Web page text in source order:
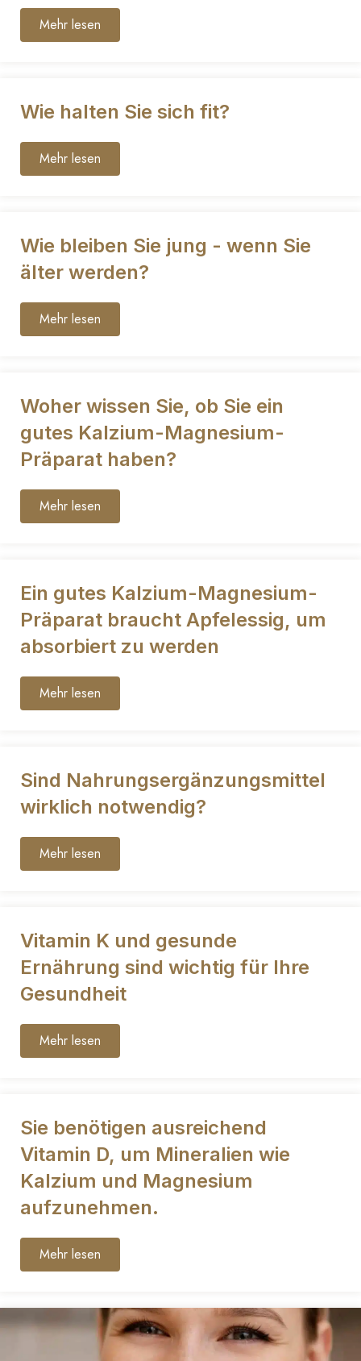
Mehr lesen
Wie halten Sie sich fit?
Mehr lesen
Wie bleiben Sie jung - wenn Sie
älter werden?
Mehr lesen
Woher wissen Sie, ob Sie ein
gutes Kalzium-Magnesium-
Präparat haben?
Mehr lesen
Ein gutes Kalzium-Magnesium-
Präparat braucht Apfelessig, um
absorbiert zu werden
Mehr lesen
Sind Nahrungsergänzungsmittel
wirklich notwendig?
Mehr lesen
Vitamin K und gesunde
Ernährung sind wichtig für Ihre
Gesundheit
Mehr lesen
Sie benötigen ausreichend
Vitamin D, um Mineralien wie
Kalzium und Magnesium
aufzunehmen.
Mehr lesen